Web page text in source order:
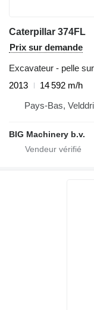
Caterpillar 374FL
Prix sur demande
Excavateur - pelle
2013
14 592 m/h
Pays-Bas,
BIG Machinery b.v.